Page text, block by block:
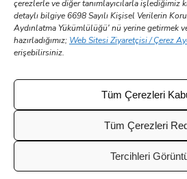
çerezlerle ve diğer tanımlayıcılarla işlediğimiz
detaylı bilgiye 6698 Sayılı Kişisel Verilerin
Aydınlatma Yükümlülüğü' nü yerine getirmek
hazırladığımız; Web Sitesi Ziyaretçisi / Çerez
erişebilirsiniz.
Tüm Çerezleri
Tüm Çerezleri
Tercihleri
E-posta:
info@pargesoft.com
Trakya Teknopark Ofisi
Trakya Üniversitesi Ayşe Kadın
Merkez – Edirne / Türkiye
E-posta:info@pargesoft.com